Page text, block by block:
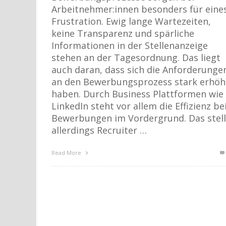
Arbeitnehmer:innen besonders für
Frustration. Ewig lange Wartezeiten,
keine Transparenz und spärliche
Informationen in der Stellenanzeige
stehen an der Tagesordnung. Das liegt
auch daran, dass sich die
an den Bewerbungsprozess stark
haben. Durch Business Plattformen wie
LinkedIn steht vor allem die Effizienz bei
Bewerbungen im Vordergrund. Das
allerdings Recruiter …
Read More